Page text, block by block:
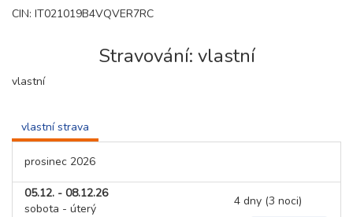
CIN: IT021019B4VQVER7RC
Stravování: vlastní
vlastní
vlastní strava
prosinec 2026
05.12. - 08.12.26
sobota - úterý
4 dny (3 noci)